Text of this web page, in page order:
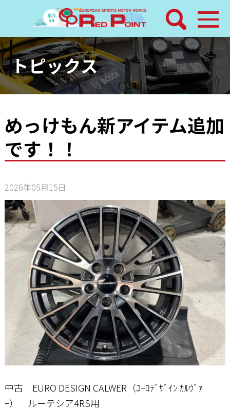
検索
ホーム
トピックス
レッドポイントパーツ
店舗案内
工場通信
お問い合わせ
トピックス
めっけもん新アイテム追加
です！！
2026年05月15日
中古 EURO DESIGN CALWER（ﾕｰﾛﾃﾞｻﾞｲﾝ ｶﾙｳﾞｧ
ｰ） ルーテシア4RS用